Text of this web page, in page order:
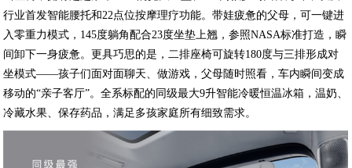
行业首发智能腰托和22点位按摩理疗功能。带娃疲惫的父母，可一键进
入零重力模式，145度躺角配合23度坐垫上翘，参照NASA标准打造，瞬
间卸下一身疲惫。更具巧思的是，二排座椅可旋转180度与三排形成对
坐模式——孩子们面对面聊天、做游戏，父母随时照看，车内瞬间变成
移动的“亲子客厅”。全系标配的同级最大9升智能冷暖恒温冰箱，温奶、
冷藏水果、保存药品，满足多孩家庭所有细致需求。